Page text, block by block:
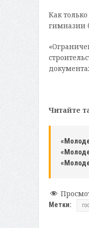
Как
гимназии
Читайте
Метки: